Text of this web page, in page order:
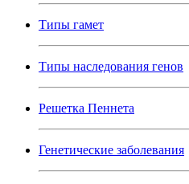
Типы гамет
Типы наследования генов
Решетка Пеннета
Генетические заболевания